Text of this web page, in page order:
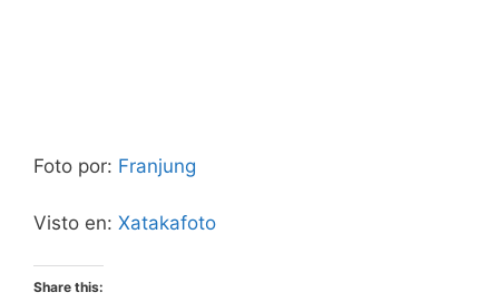
Foto por: Franjung
Visto en: Xatakafoto
Share this: